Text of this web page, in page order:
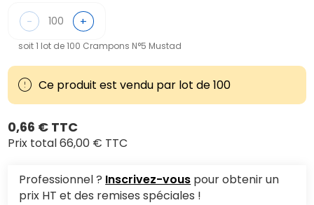
- +
soit 1 lot de 100 Crampons N°5 Mustad
Ce produit est vendu par lot de 100
0,66 € TTC
Prix total66,00 € TTC
Professionnel ? Inscrivez-vous pour obtenir un
prix HT et des remises spéciales !